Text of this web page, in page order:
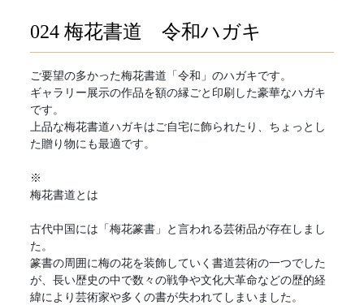
024 梅花書道 令和ハガキ
ご要望の多かった梅花書道「令和」のハガキです。
ギャラリー展示の作品を額の縁ごと印刷した豪華なハガキ
です。
上品な梅花書道ハガキはご自宅に飾られたり、ちょっとし
た贈り物にも最適です。
※
梅花書道とは
古代中国には「梅花篆書」と言われる芸術品が存在しまし
た。
篆書の周囲に梅の花を装飾していく書道芸術の一つでした
が、長い歴史の中で数々の戦争や文化大革命などの歴的経
緯により芸術家や多くの書が失われてしまいました。